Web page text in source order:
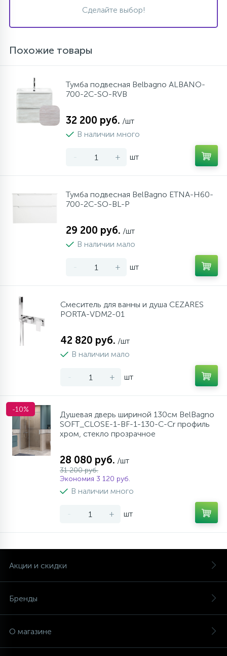
Сделайте выбор!
Похожие товары
Тумба подвесная Belbagno ALBANO-
700-2C-SO-RVB
32 200 руб. /шт
В наличии много
- + шт
Тумба подвесная BelBagno ETNA-H60-
700-2C-SO-BL-P
29 200 руб. /шт
В наличии мало
- + шт
Смеситель для ванны и душа CEZARES
PORTA-VDM2-01
42 820 руб. /шт
В наличии мало
- + шт
-10%
Душевая дверь шириной 130см BelBagno
SOFT_CLOSE-1-BF-1-130-C-Cr профиль
хром, стекло прозрачное
28 080 руб. /шт
31 200 руб.
Экономия 3 120 руб.
В наличии много
- + шт
Акции и скидки
Бренды
О магазине